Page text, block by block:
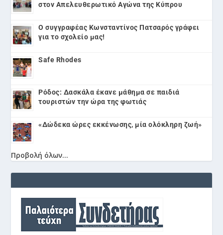
στον Απελευθερωτικό Αγώνα της Κύπρου
Ο συγγραφέας Κωνσταντίνος Πατσαρός γράφει
για το σχολείο μας!
Safe Rhodes
Ρόδος: Δασκάλα έκανε μάθημα σε παιδιά
τουριστών την ώρα της φωτιάς
«Δώδεκα ώρες εκκένωσης, μία ολόκληρη ζωή»
Προβολή όλων...